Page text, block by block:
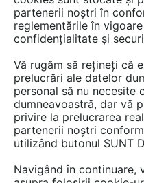
Un pat făcut
separă
oferă spații
Amenajarea unui
frate si o sora poate
toate acestea echipa
pentru gasirea unei
partenerii noștri în
reglementările în
confidențialitate și
Vă rugăm să rețineți că
prelucrări ale datelor
personal să nu necesite
dumneavoastră, dar vă
privire la prelucrarea
partenerii noștri
utilizând butonul SUNT
Navigând în continuare,